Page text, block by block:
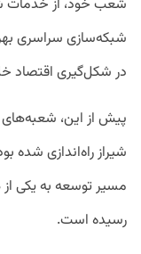
شعب خود، از
شبکه‌سازی سراسری
در شکل‌گیری اقتصاد
پیش از این، شعبه‌های
شیراز راه‌اندازی شده
مسیر توسعه به یکی
رسیده است.